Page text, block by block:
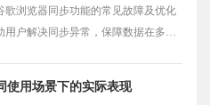
歌浏览器同步功能的常见故障及优化
用户解决同步异常，保障数据在多个
使用场景下的实际表现